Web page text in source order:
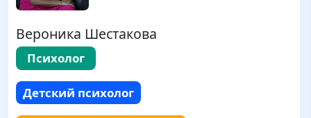
Вероника Шестакова
Психолог
Детский психолог